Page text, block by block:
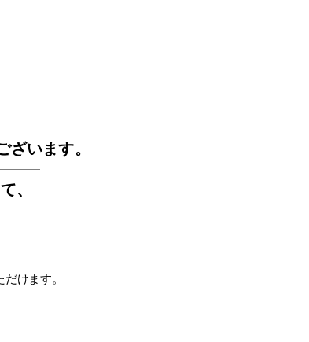
ざいます。
、
けます。